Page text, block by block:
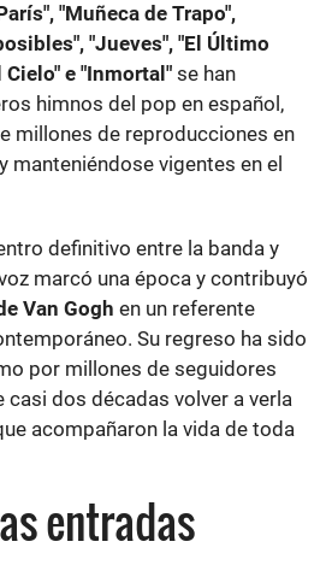
"Muñeca de Trapo",
"Jueves", "El Último
Cielo" e "Inmortal"se han
himnos del pop en español,
millones de reproducciones en
vigentes en el
definitivo entre la banda y
marcó una época y contribuyó
Van Gogh en un referente
Su regreso ha sido
por millones de seguidores
casi dos décadas volver a verla
acompañaron la vida de toda
entradas